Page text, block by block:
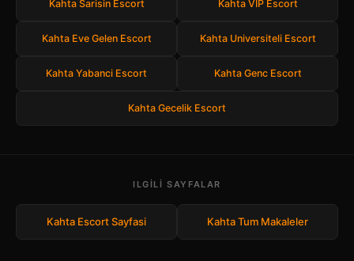
Kahta Sarisin Escort Kahta VIP Escort
Kahta Eve Gelen Escort Kahta Universiteli Escort
Kahta Yabanci Escort Kahta Genc Escort
Kahta Gecelik Escort
ILGILI SAYFALAR
Kahta Escort Sayfasi Kahta Tum Makaleler